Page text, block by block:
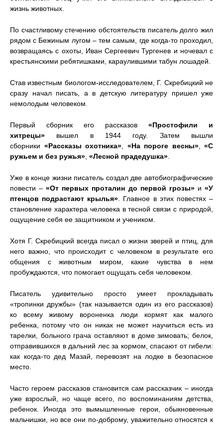
жизнь животных.
По счастливому стечению обстоятельств писатель долго жил
рядом с Бежиным лугом – тем самым, где когда-то проходил,
возвращаясь с охоты, Иван Сергеевич Тургенев и ночевал с
крестьянскими ребятишками, караулившими табун лошадей.
Став известным биологом-исследователем, Г. Скребицкий не
сразу начал писать, а в детскую литературу пришел уже
немолодым человеком.
Первый сборник его рассказов «Простофили и
хитрецы» вышел в 1944 году. Затем вышли
сборники «Рассказы охотника» «На пороге весны», «С
ружьем и без ружья» «Лесной прадедушка»
Уже в конце жизни писатель создал две автобиографические
повести –«От первых проталин до первой грозы»и«У
птенцов подрастают крылья» . Главное в этих повестях –
становление характера человека в тесной связи с природой,
ощущение себя ее защитником и учеником.
Хотя Г. Скребицкий всегда писал о жизни зверей и птиц, для
него важно, что происходит с человеком в результате его
общения с животным миром, какие чувства в нем
пробуждаются, что помогает ощущать себя человеком.
Писатель удивительно просто умеет прокладывать
«тропинки дружбы» (так называется один из его рассказов)
ко всему живому вороненка люди кормят как малого
ребенка, потому что он никак не может научиться есть из
тарелки, больного грача оставляют в доме зимовать; белок,
отправившихся в дальний лес за кормом, спасают от гибели:
как когда-то дед Мазай, перевозят на лодке в безопасное
место.
Часто героем рассказов становится сам рассказчик – иногда
уже взрослый, но чаще всего, по воспоминаниям детства,
ребенок. Иногда это вымышленные герои, обыкновенные
мальчишки, но все они по-доброму, уважительно относятся к